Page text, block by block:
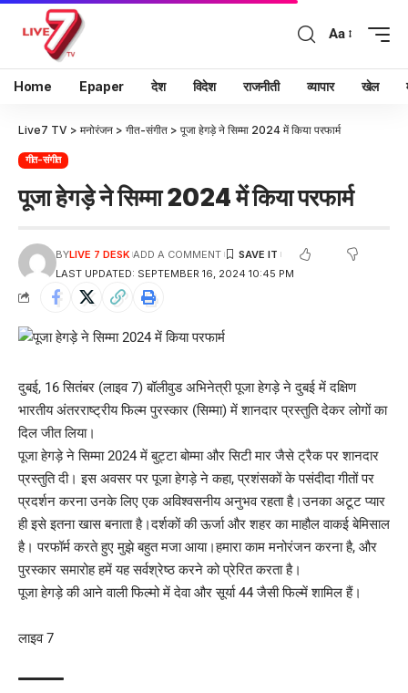
Aa
Home Epaper देश विदेश राजनीती व्यापार खेल
Live7 TV > मनोरंजन > गीत-संगीत > पूजा हेगड़े ने सिम्मा 2024 में किया परफार्म
गीत-संगीत
पूजा हेगड़े ने सिम्मा 2024 में किया परफार्म
LAST UPDATED: SEPTEMBER 16, 2024 10:45 PM
BYLIVE 7 DESK ADD A COMMENT
दुबई, 16 सितंबर (लाइव 7) बॉलीवुड अभिनेत्री पूजा हेगड़े ने दुबई में दक्षिण
भारतीय अंतरराष्ट्रीय फिल्म पुरस्कार (सिम्मा) में शानदार प्रस्तुति देकर लोगों का
दिल जीत लिया।
पूजा हेगड़े ने सिम्मा 2024 में बुट्टा बोम्मा और सिटी मार जैसे ट्रैक पर शानदार
प्रस्तुति दी। इस अवसर पर पूजा हेगड़े ने कहा, प्रशंसकों के पसंदीदा गीतों पर
प्रदर्शन करना उनके लिए एक अविश्वसनीय अनुभव रहता है।उनका अटूट प्यार
ही इसे इतना खास बनाता है।दर्शकों की ऊर्जा और शहर का माहौल वाकई बेमिसाल
है। परफॉर्म करते हुए मुझे बहुत मजा आया।हमारा काम मनोरंजन करना है, और
पुरस्कार समारोह हमें यह सर्वश्रेष्ठ करने को प्रेर‍ित करता है।
पूजा हेगड़े की आने वाली फिल्मो में देवा और सूर्या 44 जैसी फिल्में शामिल हैं।
लाइव 7